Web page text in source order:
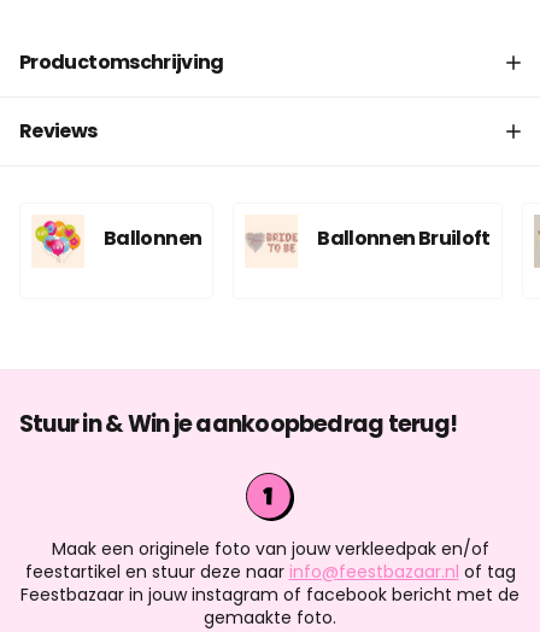
Productomschrijving
Reviews
Ballonnen Ballonnen Bruiloft
Stuur in & Win je aankoopbedrag terug!
Maak een originele foto van jouw verkleedpak en/of
feestartikel en stuur deze naar info@feestbazaar.nl of tag
Feestbazaar in jouw instagram of facebook bericht met de
gemaakte foto.